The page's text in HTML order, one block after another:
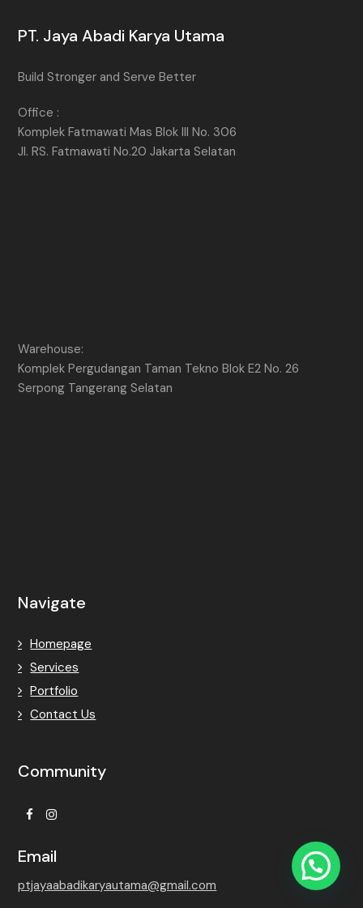
PT. Jaya Abadi Karya Utama
Build Stronger and Serve Better
Office :
Komplek Fatmawati Mas Blok III No. 306
Jl. RS. Fatmawati No.20 Jakarta Selatan
Warehouse:
Komplek Pergudangan Taman Tekno Blok E2 No. 26
Serpong Tangerang Selatan
Navigate
Homepage
Services
Portfolio
Contact Us
Community
FacebookInstagram
Email
ptjayaabadikaryautama@gmail.com